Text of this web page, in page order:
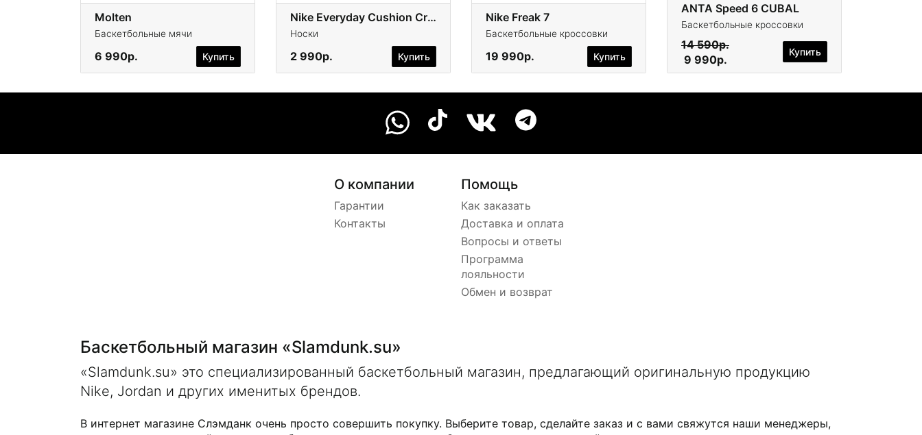
Molten
Баскетбольные мячи
6 990р. Купить
Nike Everyday Cushion Crew
Носки
2 990р. Купить
Nike Freak 7
Баскетбольные кроссовки
19 990р. Купить
ANTA Speed ​​​​​​6 CUBAL
Баскетбольные кроссовки
14 590р.
9 990р.
Купить
О компании
Гарантии
Контакты
Помощь
Как заказать
Доставка и оплата
Вопросы и ответы
Программа
лояльности
Обмен и возврат
Баскетбольный магазин «Slamdunk.su»
«Slamdunk.su» это специализированный баскетбольный магазин, предлагающий оригинальную продукцию
Nike, Jordan и других именитых брендов.
В интернет магазине Слэмданк очень просто совершить покупку. Выберите товар, сделайте заказ и с вами свяжутся наши менеджеры,